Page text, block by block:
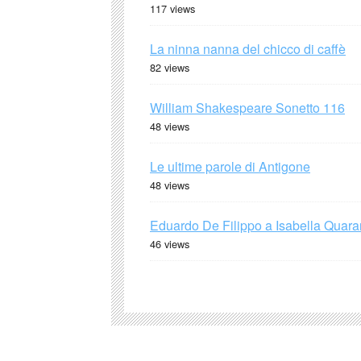
117 views
La ninna nanna del chicco di caffè
82 views
William Shakespeare Sonetto 116
48 views
Le ultime parole di Antigone
48 views
Eduardo De Filippo a Isabella
46 views